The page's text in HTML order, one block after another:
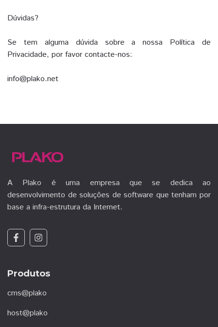
Dúvidas?
Se tem alguma dúvida sobre a nossa Política de
Privacidade, por favor contacte-nos:
info@plako.net
A Plako é uma empresa que se dedica ao
desenvolvimento de soluções de software que tenham por
base a infra-estrutura da Internet.
Produtos
cms@plako
host@plako